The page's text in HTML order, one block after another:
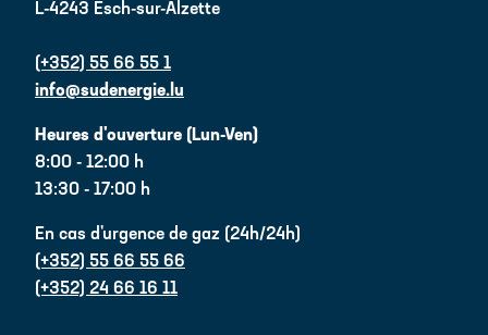
L-4243 Esch-sur-Alzette
(+352) 55 66 55 1
info@sudenergie.lu
Heures d'ouverture (Lun-Ven)
8:00 - 12:00 h
13:30 - 17:00 h
En cas d'urgence de gaz (24h/24h)
(+352) 55 66 55 66
(+352) 24 66 16 11